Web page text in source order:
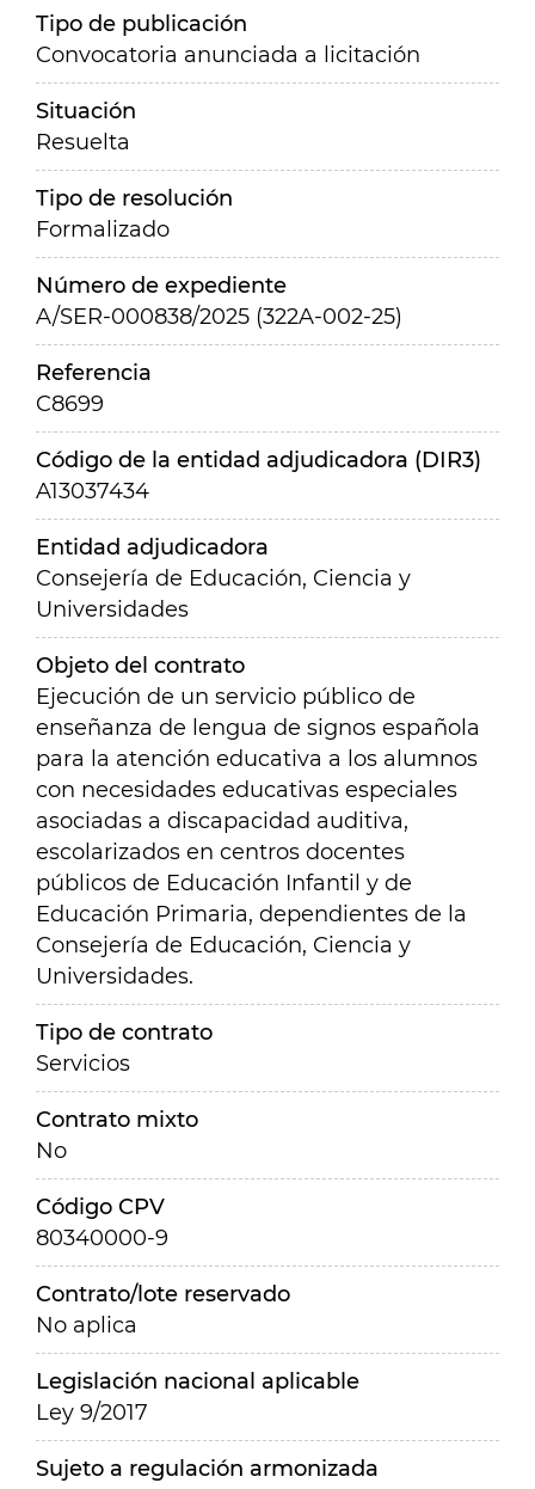
Tipo de publicación
Convocatoria anunciada a licitación
Situación
Resuelta
Tipo de resolución
Formalizado
Número de expediente
A/SER-000838/2025 (322A-002-25)
Referencia
C8699
Código de la entidad adjudicadora (DIR3)
A13037434
Entidad adjudicadora
Consejería de Educación, Ciencia y
Universidades
Objeto del contrato
Ejecución de un servicio público de
enseñanza de lengua de signos española
para la atención educativa a los alumnos
con necesidades educativas especiales
asociadas a discapacidad auditiva,
escolarizados en centros docentes
públicos de Educación Infantil y de
Educación Primaria, dependientes de la
Consejería de Educación, Ciencia y
Universidades.
Tipo de contrato
Servicios
Contrato mixto
No
Código CPV
80340000-9
Contrato/lote reservado
No aplica
Legislación nacional aplicable
Ley 9/2017
Sujeto a regulación armonizada